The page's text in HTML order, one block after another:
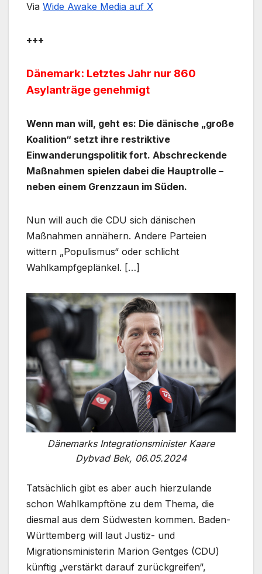
Via Wide Awake Media auf X
+++
Dänemark: Letztes Jahr nur 860
Asylanträge genehmigt
Wenn man will, geht es: Die dänische „große
Koalition“ setzt ihre restriktive
Einwanderungspolitik fort. Abschreckende
Maßnahmen spielen dabei die Hauptrolle –
neben einem Grenzzaun im Süden.
Nun will auch die CDU sich dänischen
Maßnahmen annähern. Andere Parteien
wittern „Populismus“ oder schlicht
Wahlkampfgeplänkel. […]
Dänemarks Integrationsminister Kaare
Dybvad Bek, 06.05.2024
Tatsächlich gibt es aber auch hierzulande
schon Wahlkampftöne zu dem Thema, die
diesmal aus dem Südwesten kommen. Baden-
Württemberg will laut Justiz- und
Migrationsministerin Marion Gentges (CDU)
künftig „verstärkt darauf zurückgreifen“,